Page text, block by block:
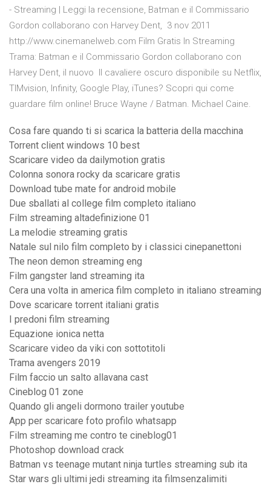
- Streaming | Leggi la recensione, Batman e il Commissario
Gordon collaborano con Harvey Dent, 3 nov 2011
http://www.cinemanelweb.com Film Gratis In Streaming
Trama: Batman e il Commissario Gordon collaborano con
Harvey Dent, il nuovo Il cavaliere oscuro disponibile su Netflix,
TIMvision, Infinity, Google Play, iTunes? Scopri qui come
guardare film online! Bruce Wayne / Batman. Michael Caine.
Cosa fare quando ti si scarica la batteria della macchina
Torrent client windows 10 best
Scaricare video da dailymotion gratis
Colonna sonora rocky da scaricare gratis
Download tube mate for android mobile
Due sballati al college film completo italiano
Film streaming altadefinizione 01
La melodie streaming gratis
Natale sul nilo film completo by i classici cinepanettoni
The neon demon streaming eng
Film gangster land streaming ita
Cera una volta in america film completo in italiano streaming
Dove scaricare torrent italiani gratis
I predoni film streaming
Equazione ionica netta
Scaricare video da viki con sottotitoli
Trama avengers 2019
Film faccio un salto allavana cast
Cineblog 01 zone
Quando gli angeli dormono trailer youtube
App per scaricare foto profilo whatsapp
Film streaming me contro te cineblog01
Photoshop download crack
Batman vs teenage mutant ninja turtles streaming sub ita
Star wars gli ultimi jedi streaming ita filmsenzalimiti